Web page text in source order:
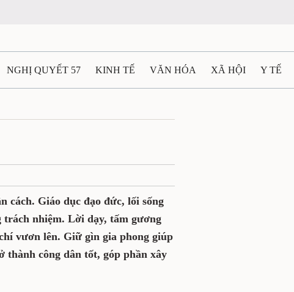
NGHỊ QUYẾT 57 KINH TẾ VĂN HÓA XÃ HỘI Y TẾ
TRƯỜNG
cách. Giáo dục đạo đức, lối sống
nhiệm. Lời dạy, tấm gương
vươn lên. Giữ gìn gia phong giúp
công dân tốt, góp phần xây